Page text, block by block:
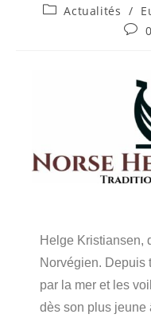
Actualités /
Helge Kristiansen,
Norvégien. Depuis
par la mer et les
dès son plus jeune